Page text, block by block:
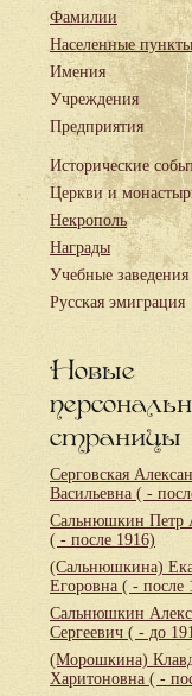
Фамилии
Населенные пункты
Имения
Учреждения
Предприятия
Исторические
Церкви и
Некрополь
Награды
Учебные заведения
Русская эмиграция
Новые
страницы
Серговская
Васильевна ( -
Сальнюшкин Петр
( - после 1916)
(Сальнюшкина)
Егоровна ( - после
Сальнюшкин
Сергеевич ( - до
(Морошкина)
Харитоновна ( -